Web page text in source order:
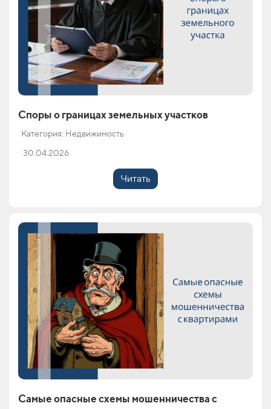
Споры о границах земельных участков
Категория: Недвижимость
30.04.2026
Читать
Самые опасные схемы мошенничества с